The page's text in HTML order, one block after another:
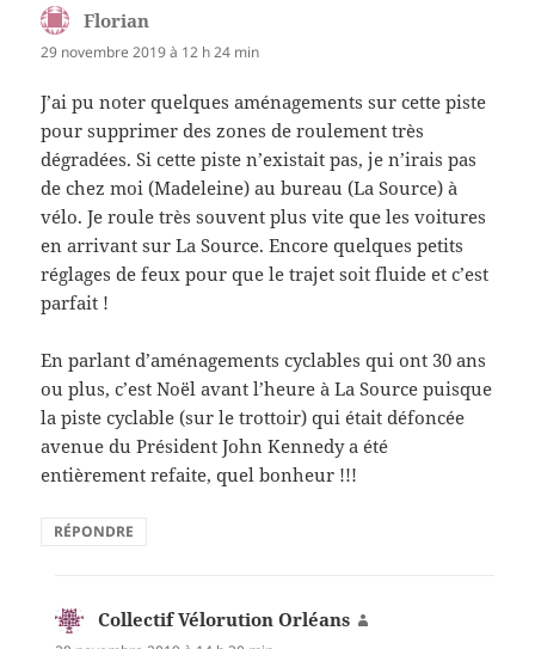
Florian
29 novembre 2019 à 12 h 24 min
J’ai pu noter quelques aménagements sur cette piste
pour supprimer des zones de roulement très
dégradées. Si cette piste n’existait pas, je n’irais pas
de chez moi (Madeleine) au bureau (La Source) à
vélo. Je roule très souvent plus vite que les voitures
en arrivant sur La Source. Encore quelques petits
réglages de feux pour que le trajet soit fluide et c’est
parfait !
En parlant d’aménagements cyclables qui ont 30 ans
ou plus, c’est Noël avant l’heure à La Source puisque
la piste cyclable (sur le trottoir) qui était défoncée
avenue du Président John Kennedy a été
entièrement refaite, quel bonheur !!!
RÉPONDRE
Collectif Vélorution Orléans